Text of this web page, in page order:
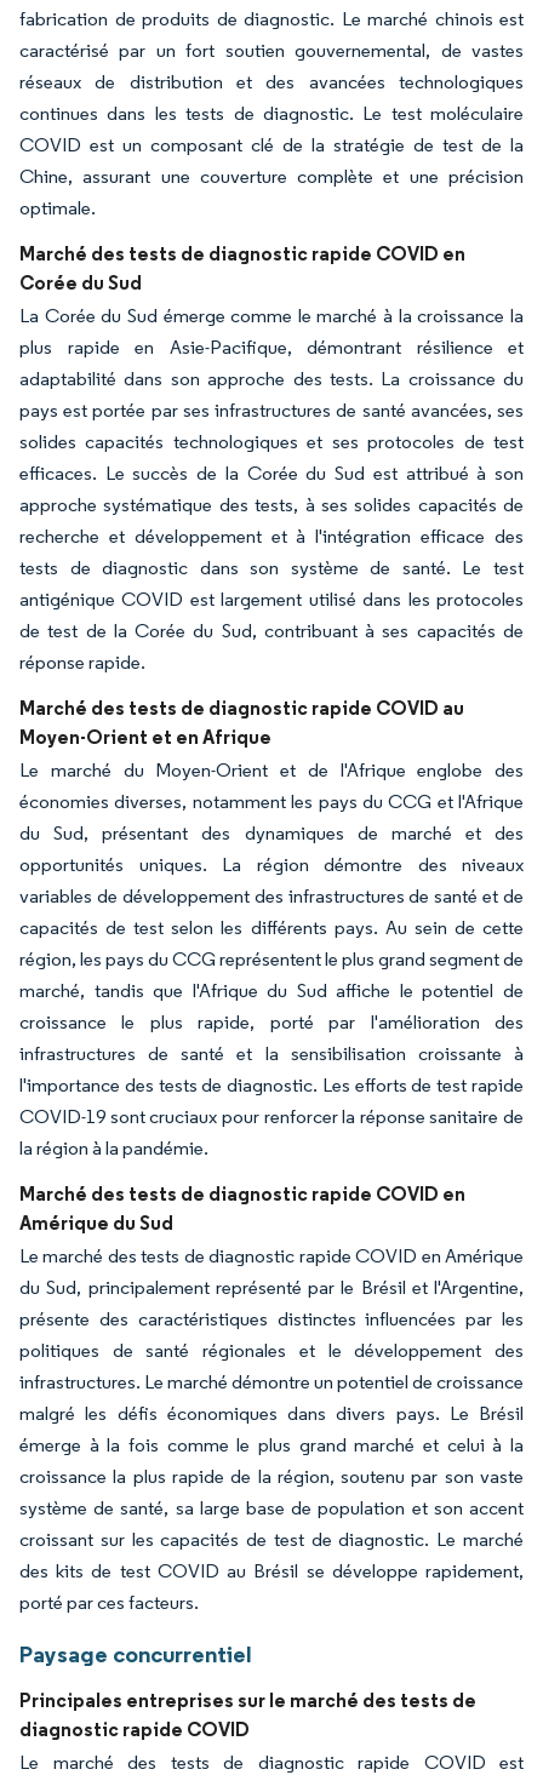
fabrication de produits de diagnostic. Le marché chinois est
caractérisé par un fort soutien gouvernemental, de vastes
réseaux de distribution et des avancées technologiques
continues dans les tests de diagnostic. Le test moléculaire
COVID est un composant clé de la stratégie de test de la
Chine, assurant une couverture complète et une précision
optimale.
Marché des tests de diagnostic rapide COVID en
Corée du Sud
La Corée du Sud émerge comme le marché à la croissance la
plus rapide en Asie-Pacifique, démontrant résilience et
adaptabilité dans son approche des tests. La croissance du
pays est portée par ses infrastructures de santé avancées, ses
solides capacités technologiques et ses protocoles de test
efficaces. Le succès de la Corée du Sud est attribué à son
approche systématique des tests, à ses solides capacités de
recherche et développement et à l'intégration efficace des
tests de diagnostic dans son système de santé. Le test
antigénique COVID est largement utilisé dans les protocoles
de test de la Corée du Sud, contribuant à ses capacités de
réponse rapide.
Marché des tests de diagnostic rapide COVID au
Moyen-Orient et en Afrique
Le marché du Moyen-Orient et de l'Afrique englobe des
économies diverses, notamment les pays du CCG et l'Afrique
du Sud, présentant des dynamiques de marché et des
opportunités uniques. La région démontre des niveaux
variables de développement des infrastructures de santé et de
capacités de test selon les différents pays. Au sein de cette
région, les pays du CCG représentent le plus grand segment de
marché, tandis que l'Afrique du Sud affiche le potentiel de
croissance le plus rapide, porté par l'amélioration des
infrastructures de santé et la sensibilisation croissante à
l'importance des tests de diagnostic. Les efforts de test rapide
COVID-19 sont cruciaux pour renforcer la réponse sanitaire de
la région à la pandémie.
Marché des tests de diagnostic rapide COVID en
Amérique du Sud
Le marché des tests de diagnostic rapide COVID en Amérique
du Sud, principalement représenté par le Brésil et l'Argentine,
présente des caractéristiques distinctes influencées par les
politiques de santé régionales et le développement des
infrastructures. Le marché démontre un potentiel de croissance
malgré les défis économiques dans divers pays. Le Brésil
émerge à la fois comme le plus grand marché et celui à la
croissance la plus rapide de la région, soutenu par son vaste
système de santé, sa large base de population et son accent
croissant sur les capacités de test de diagnostic. Le marché
des kits de test COVID au Brésil se développe rapidement,
porté par ces facteurs.
Paysage concurrentiel
Principales entreprises sur le marché des tests de
diagnostic rapide COVID
Le marché des tests de diagnostic rapide COVID est